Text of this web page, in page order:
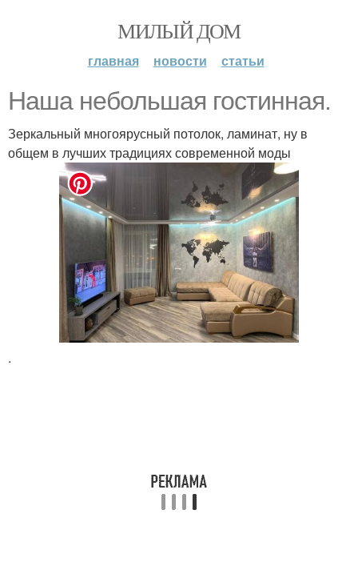
МИЛЫЙ ДОМ
главная новости статьи
Наша небольшая гостинная.
Зеркальный многоярусный потолок, ламинат, ну в
общем в лучших традициях современной моды
.